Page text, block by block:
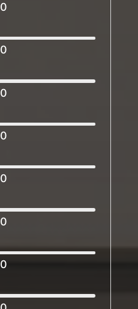
0
0
0
0
0
0
0